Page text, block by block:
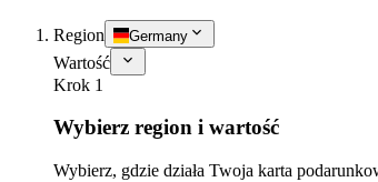
Region Germany
Wartość
Krok 1
Wybierz region i wartość
Wybierz, gdzie działa Twoja karta